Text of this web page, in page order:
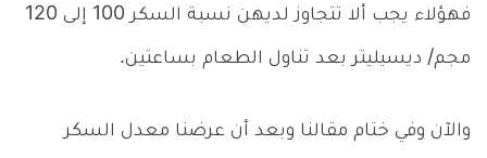
فهؤلاء يجب ألا تتجاوز لديهن نسبة السكر 100 إلى 120
مجم/ ديسيليتر بعد تناول الطعام بساعتين.
والآن وفي ختام مقالنا وبعد أن عرضنا معدل السكر